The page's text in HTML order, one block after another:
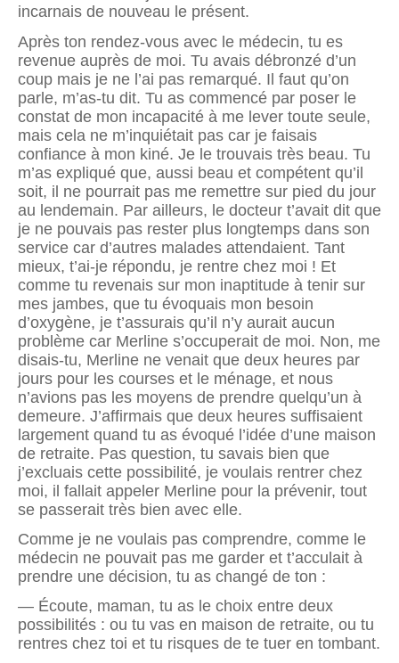
incarnais de nouveau le présent.
Après ton rendez-vous avec le médecin, tu es
revenue auprès de moi. Tu avais débronzé d’un
coup mais je ne l’ai pas remarqué. Il faut qu’on
parle, m’as-tu dit. Tu as commencé par poser le
constat de mon incapacité à me lever toute seule,
mais cela ne m’inquiétait pas car je faisais
confiance à mon kiné. Je le trouvais très beau. Tu
m’as expliqué que, aussi beau et compétent qu’il
soit, il ne pourrait pas me remettre sur pied du jour
au lendemain. Par ailleurs, le docteur t’avait dit que
je ne pouvais pas rester plus longtemps dans son
service car d’autres malades attendaient. Tant
mieux, t’ai-je répondu, je rentre chez moi ! Et
comme tu revenais sur mon inaptitude à tenir sur
mes jambes, que tu évoquais mon besoin
d’oxygène, je t’assurais qu’il n’y aurait aucun
problème car Merline s’occuperait de moi. Non, me
disais-tu, Merline ne venait que deux heures par
jours pour les courses et le ménage, et nous
n’avions pas les moyens de prendre quelqu’un à
demeure. J’affirmais que deux heures suffisaient
largement quand tu as évoqué l’idée d’une maison
de retraite. Pas question, tu savais bien que
j’excluais cette possibilité, je voulais rentrer chez
moi, il fallait appeler Merline pour la prévenir, tout
se passerait très bien avec elle.
Comme je ne voulais pas comprendre, comme le
médecin ne pouvait pas me garder et t’acculait à
prendre une décision, tu as changé de ton :
— Écoute, maman, tu as le choix entre deux
possibilités : ou tu vas en maison de retraite, ou tu
rentres chez toi et tu risques de te tuer en tombant.